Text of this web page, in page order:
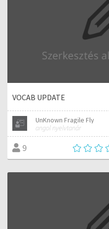
VOCAB UPDATE
UnKnown Fragile Fly
angol nyelvtanár
9